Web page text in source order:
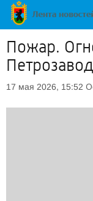
Пожар.
17 мая 2026, 15:52